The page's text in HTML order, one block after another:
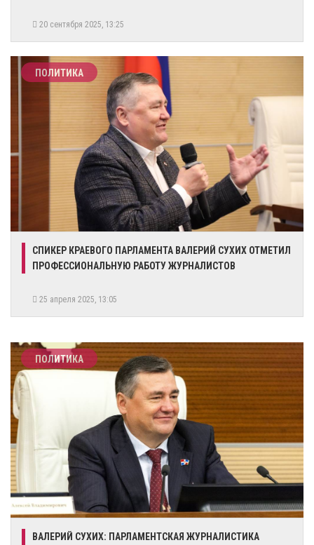
20 сентября 2025, 13:25
ПОЛИТИКА
​СПИКЕР КРАЕВОГО ПАРЛАМЕНТА ВАЛЕРИЙ СУХИХ ОТМЕТИЛ
ПРОФЕССИОНАЛЬНУЮ РАБОТУ ЖУРНАЛИСТОВ
25 апреля 2025, 13:05
ПОЛИТИКА
​ВАЛЕРИЙ СУХИХ: ПАРЛАМЕНТСКАЯ ЖУРНАЛИСТИКА